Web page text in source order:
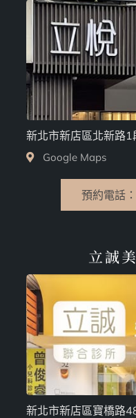
新北市新店區北新路
Google Maps
預約電話
立誠
新北市新店區寶橋路